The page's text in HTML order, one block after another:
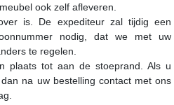
ook zelf afleveren.
is. De expediteur zal tijdig een
nodig, dat we met uw
te regelen.
plaats tot aan de stoeprand. Als u
na uw bestelling contact met ons